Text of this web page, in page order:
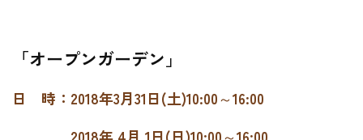
「オープンガーデン」
日 時：2018年3月31日(土)10:00～16:00
2018年 4月 1日(日)10:00～16:00